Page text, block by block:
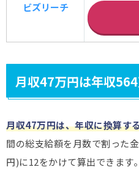
ビズリーチ
月収47万円は年収
月収47万円は、年収に換算す
間の総支給額を月数で割った
円)に12をかけて算出できます。